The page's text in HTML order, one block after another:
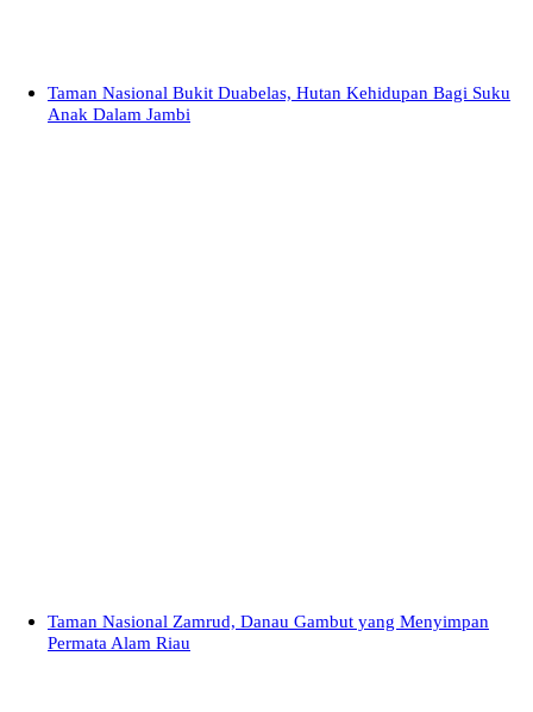
Taman Nasional Bukit Duabelas, Hutan Kehidupan Bagi Suku
Anak Dalam Jambi
Taman Nasional Zamrud, Danau Gambut yang Menyimpan
Permata Alam Riau